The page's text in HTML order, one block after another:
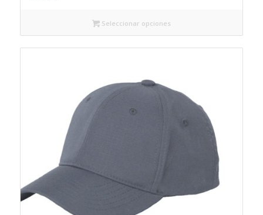
Seleccionar opciones